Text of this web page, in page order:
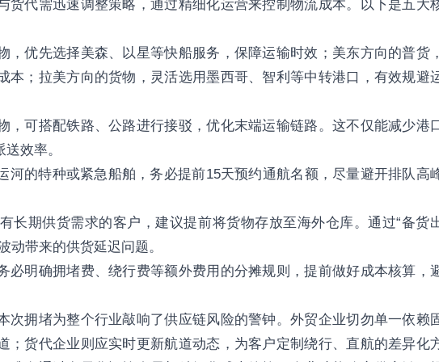
货代需迅速调整策略，通过精细化运营来控制物流成本。以下是五大
，优先选择美森、以星等快船服务，保障运输时效；美东方向的普货，
本；拉美方向的货物，灵活选用墨西哥、智利等中转港口，有效规避
，可搭配铁路、公路进行接驳，优化末端运输链路。这不仅能减少港
效率。
河的特种或紧急船舶，务必提前15天预约通航名额，尽量避开排队高
长期供货需求的客户，建议提前将货物存放至海外仓库。通过“备货
动带来的供货延迟问题。
必明确拥堵费、绕行费等额外费用的分摊规则，提前做好成本核算，
次拥堵为整个行业敲响了供应链风险的警钟。外贸企业切勿单一依赖
；货代企业则应实时更新航道动态，为客户定制绕行、直航的差异化